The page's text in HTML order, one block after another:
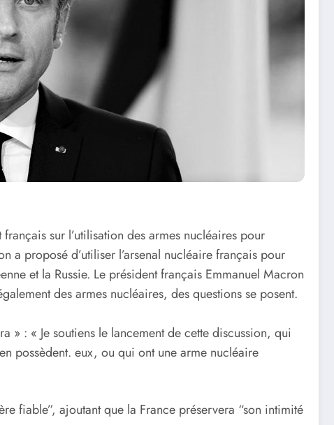
sur l’utilisation des armes nucléaires pour
a proposé d’utiliser l’arsenal nucléaire français pour
et la Russie. Le président français Emmanuel Macron
des armes nucléaires, des questions se posent.
» : « Je soutiens le lancement de cette discussion, qui
possèdent. eux, ou qui ont une arme nucléaire
fiable”, ajoutant que la France préservera “son intimité